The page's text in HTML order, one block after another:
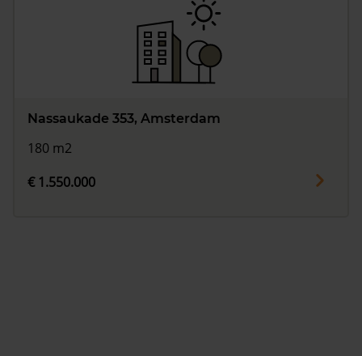
Nassaukade 353, Amsterdam
180 m2
€ 1.550.000